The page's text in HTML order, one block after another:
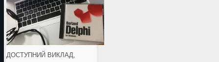
ДОСТУПНИЙ ВИКЛАД,